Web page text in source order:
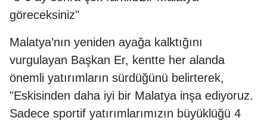
göreceksiniz"
Malatya’nın yeniden ayağa kalktığını
vurgulayan Başkan Er, kentte her alanda
önemli yatırımların sürdüğünü belirterek,
"Eskisinden daha iyi bir Malatya inşa ediyoruz.
Sadece sportif yatırımlarımızın büyüklüğü 4